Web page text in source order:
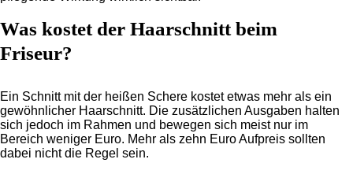
Was kostet der Haarschnitt beim
Friseur?
Ein Schnitt mit der heißen Schere kostet etwas mehr als ein
gewöhnlicher Haarschnitt. Die zusätzlichen Ausgaben halten
sich jedoch im Rahmen und bewegen sich meist nur im
Bereich weniger Euro. Mehr als zehn Euro Aufpreis sollten
dabei nicht die Regel sein.